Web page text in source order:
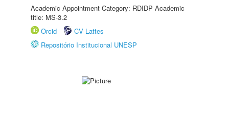
Academic Appointment Category: RDIDP Academic
title: MS-3.2
Orcid
CV Lattes
Repositório Institucional UNESP